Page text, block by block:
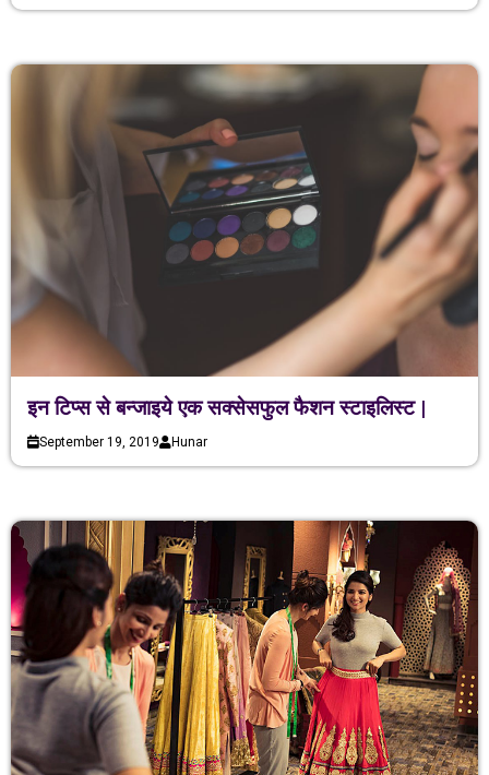
इन टिप्स से बन्जाइये एक सक्सेसफुल फैशन स्टाइलिस्ट |
September 19, 2019 Hunar